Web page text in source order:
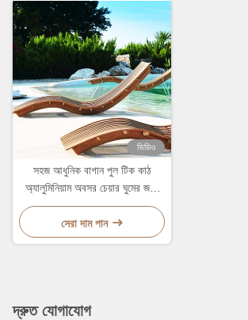
ভিডিও
সহজ আধুনিক বাগান পুল টিক কাঠ
অ্যালুমিনিয়াম অবসর চেয়ার ঘুমের জন্য
লাউঞ্জ বিছানা
সেরা দাম পান
দ্রুত যোগাযোগ